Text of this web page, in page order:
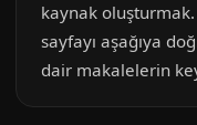
kaynak
sayfayı aşağıya
dair makalelerin